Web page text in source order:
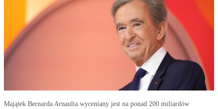
Majątek Bernarda Arnaulta wyceniany jest na ponad 200 miliardów